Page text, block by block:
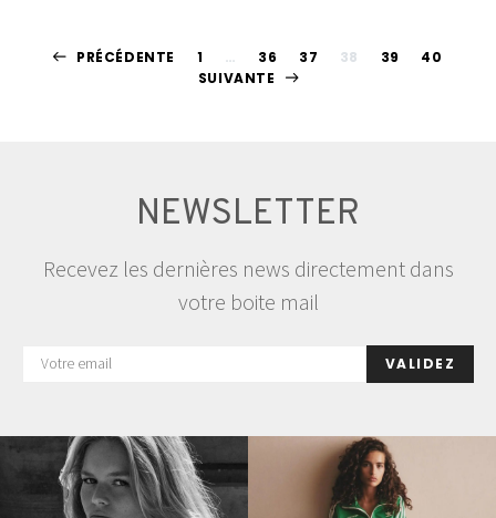
Pagination
PRÉCÉDENTE 1 … 36 37 38 39
40
SUIVANTE
NEWSLETTER
Recevez les dernières news directement dans
votre boite mail
VALIDEZ